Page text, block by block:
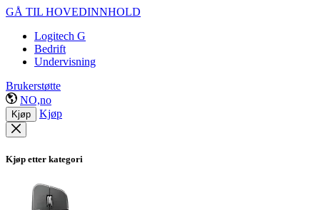
GÅ TIL HOVEDINNHOLD
Logitech G
Bedrift
Undervisning
Brukerstøtte
NO,no
Kjøp Kjøp
Kjøp etter kategori